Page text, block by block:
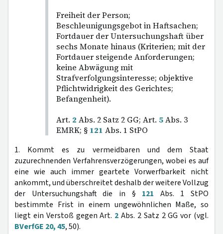
Freiheit der Person;
Beschleunigungsgebot in Haftsachen;
Fortdauer der Untersuchungshaft über
sechs Monate hinaus (Kriterien; mit der
Fortdauer steigende Anforderungen;
keine Abwägung mit
Strafverfolgungsinteresse; objektive
Pflichtwidrigkeit des Gerichtes;
Befangenheit).
Art. 2 Abs. 2 Satz 2 GG; Art. 5Abs. 3
EMRK; § 121 Abs. 1 StPO
1. Kommt es zu vermeidbaren und dem Staat
zuzurechnenden Verfahrensverzögerungen, wobei es auf
eine wie auch immer geartete Vorwerfbarkeit nicht
ankommt, und überschreitet deshalb der weitere Vollzug
der Untersuchungshaft die in § 121 Abs. 1 StPO
bestimmte Frist in einem ungewöhnlichen Maße, so
liegt ein Verstoß gegen Art. 2 Abs. 2 Satz 2 GG vor (vgl.
BVerfGE 20, 45, 50).